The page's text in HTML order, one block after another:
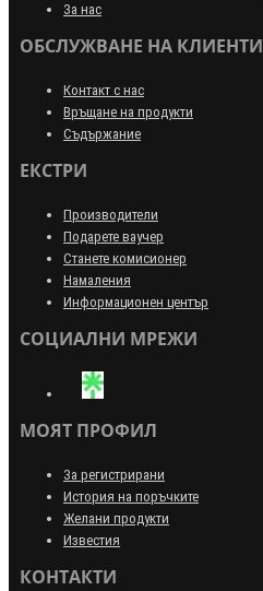
За нас
ОБСЛУЖВАНЕ НА КЛИЕНТИ
Контакт с нас
Връщане на продукти
Съдържание
ЕКСТРИ
Производители
Подарете ваучер
Станете комисионер
Намаления
Информационен център
СОЦИАЛНИ МРЕЖИ
МОЯТ ПРОФИЛ
За регистрирани
История на поръчките
Желани продукти
Известия
КОНТАКТИ